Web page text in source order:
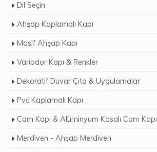
Dil Seçin
Ahşap Kaplamalı Kapı
Masif Ahşap Kapı
Variodor Kapı & Renkler
Dekoratif Duvar Çıta & Uygulamalar
Pvc Kaplamalı Kapı
Cam Kapı & Alüminyum Kasalı Cam Kapı
Merdiven - Ahşap Merdiven